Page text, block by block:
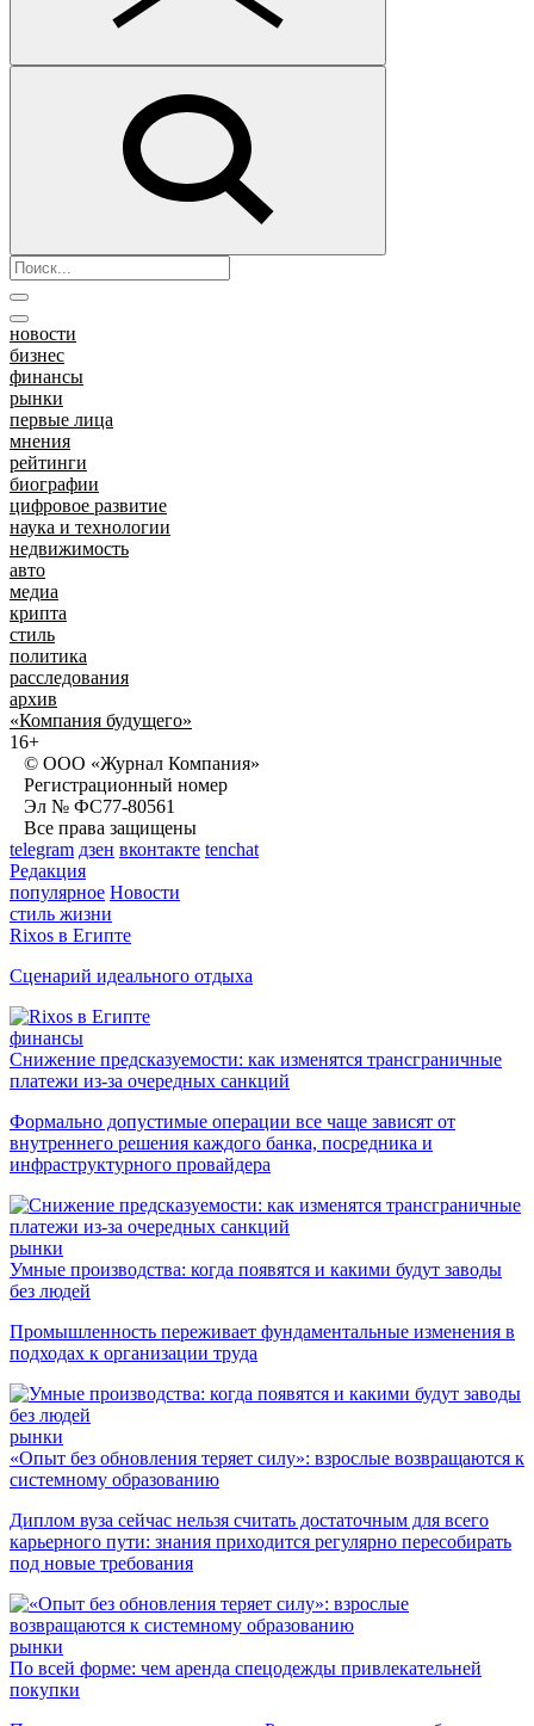
новости
бизнес
финансы
рынки
первые лица
мнения
рейтинги
биографии
цифровое развитие
наука и технологии
недвижимость
авто
медиа
крипта
стиль
политика
расследования
архив
«Компания будущего»
16+
© ООО «Журнал Компания»
Регистрационный номер
Эл № ФС77-80561
Все права защищены
telegram дзен вконтакте tenchat
Редакция
популярное Новости
стиль жизни
Rixos в Египте
Сценарий идеального отдыха
финансы
Снижение предсказуемости: как изменятся трансграничные
платежи из-за очередных санкций
Формально допустимые операции все чаще зависят от
внутреннего решения каждого банка, посредника и
инфраструктурного провайдера
рынки
Умные производства: когда появятся и какими будут заводы
без людей
Промышленность переживает фундаментальные изменения в
подходах к организации труда
рынки
«Опыт без обновления теряет силу»: взрослые возвращаются к
системному образованию
Диплом вуза сейчас нельзя считать достаточным для всего
карьерного пути: знания приходится регулярно пересобирать
под новые требования
рынки
По всей форме: чем аренда спецодежды привлекательней
покупки